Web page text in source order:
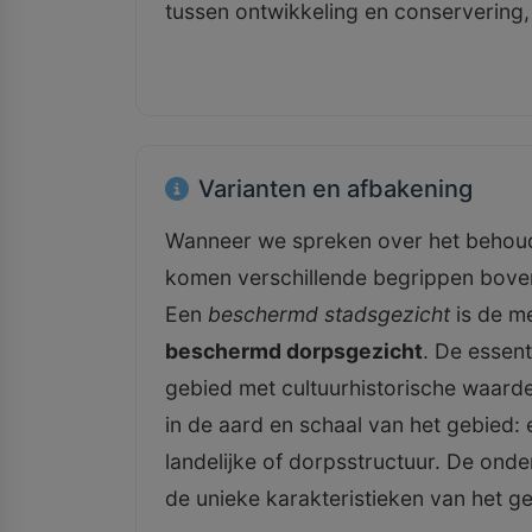
tussen ontwikkeling en
Varianten en afbakening
Wanneer we spreken over het
komen verschillende begrippen
Een beschermd stadsgezicht is de
beschermd dorpsgezicht. De
gebied met cultuurhistorische
in de aard en schaal van het
landelijke of dorpsstructuur. De
de unieke karakteristieken van het